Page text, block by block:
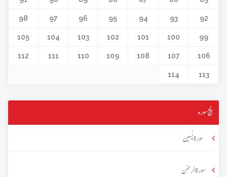
92
93
94
95
96
97
98
99
100
101
102
103
104
105
106
107
108
109
110
111
112
113
114
پنج سورہ
سورۃ یٰسین
سورۃ الرحمٰن